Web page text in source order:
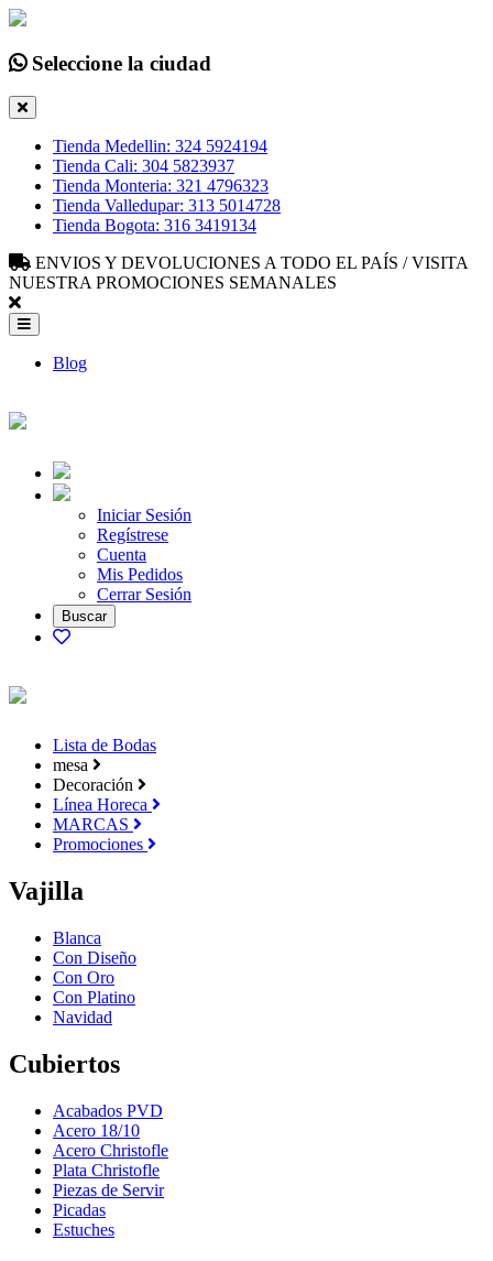
Seleccione la ciudad
Tienda Medellin: 324 5924194
Tienda Cali: 304 5823937
Tienda Monteria: 321 4796323
Tienda Valledupar: 313 5014728
Tienda Bogota: 316 3419134
ENVIOS Y DEVOLUCIONES A TODO EL PAÍS / VISITA
NUESTRA PROMOCIONES SEMANALES
Blog
Iniciar Sesión
Regístrese
Cuenta
Mis Pedidos
Cerrar Sesión
Lista de Bodas
mesa
Decoración
Línea Horeca
MARCAS
Promociones
Vajilla
Blanca
Con Diseño
Con Oro
Con Platino
Navidad
Cubiertos
Acabados PVD
Acero 18/10
Acero Christofle
Plata Christofle
Piezas de Servir
Picadas
Estuches